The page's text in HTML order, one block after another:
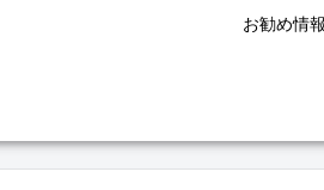
お勧め情